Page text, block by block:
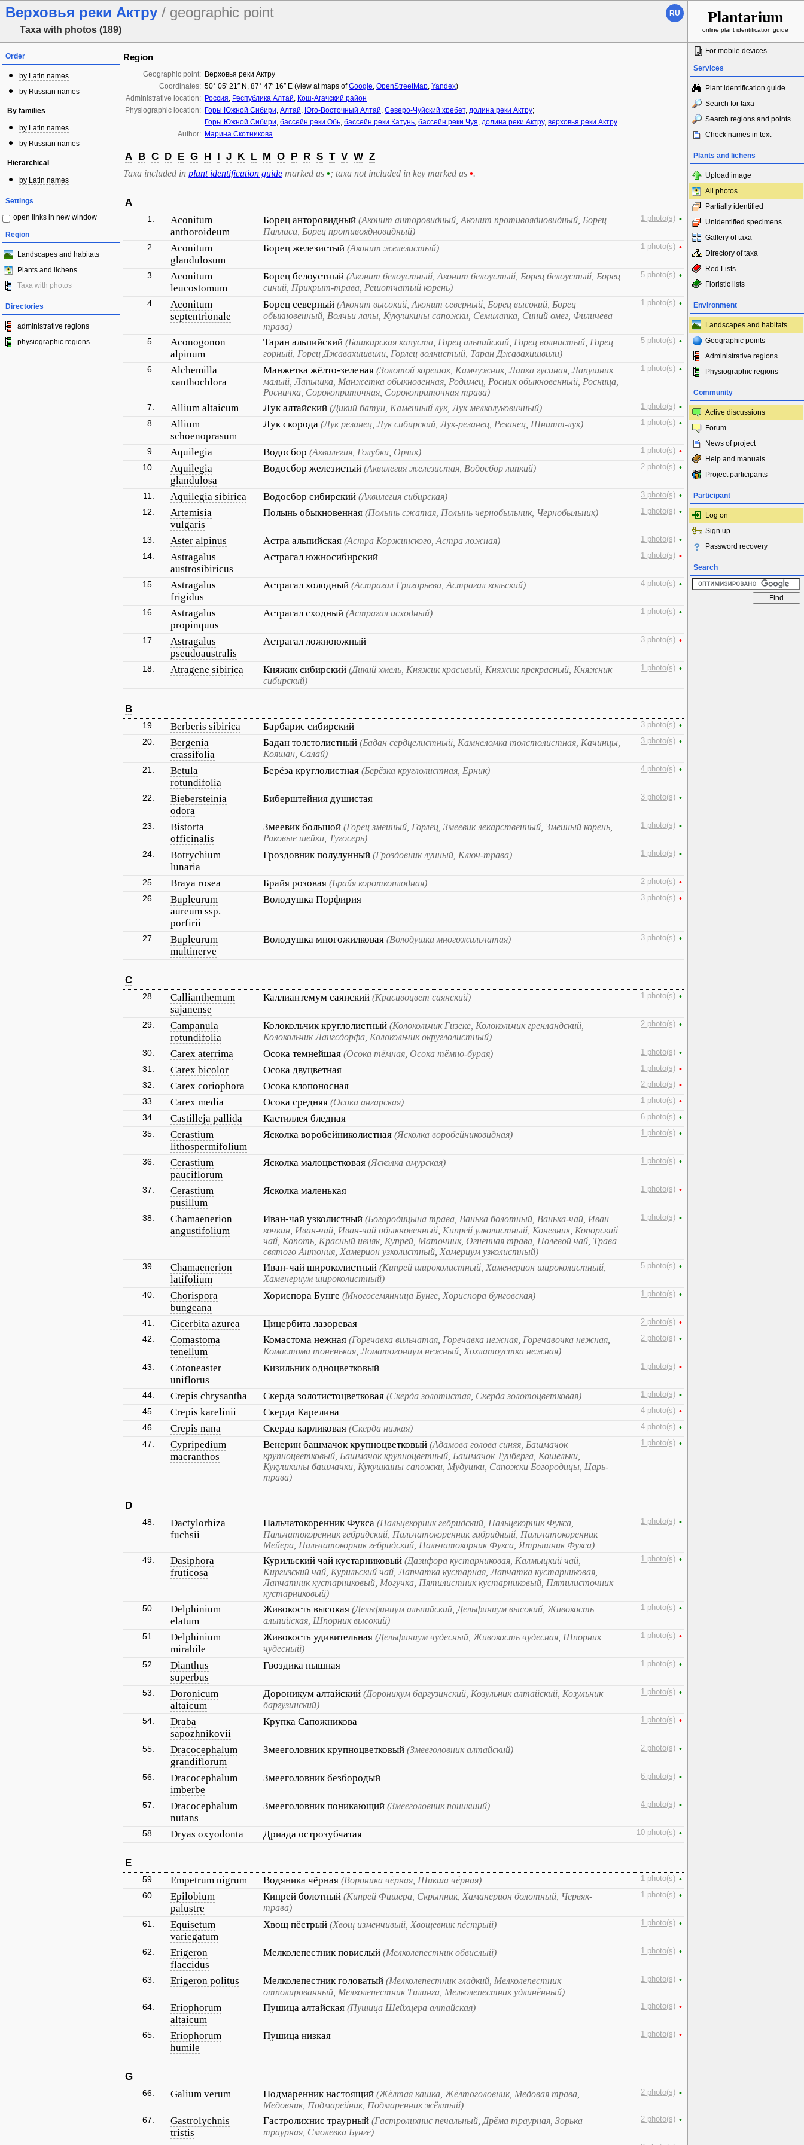
Верховья реки Актру / geographic point
Taxa with photos (189)
RU Plantarium
online plant identification guide
Order
by Latin names
by Russian names
By families
by Latin names
by Russian names
Hierarchical
by Latin names
Settings
open links in new window
Region
Landscapes and habitats
Plants and lichens
Taxa with photos
Directories
administrative regions
physiographic regions
Region
Geographic point: Верховья реки Актру
Coordinates: 50° 05′ 21″ N, 87° 47′ 16″ E (view at maps ofGoogle, OpenStreetMap, Yandex)
Administrative location: Россия, Республика Алтай, Кош-Агачский район
Physiographic location: Горы Южной Сибири, Алтай, Юго-Восточный Алтай, Северо-Чуйский хребет, долина реки Актру;
Горы Южной Сибири, бассейн реки Обь, бассейн реки Катунь, бассейн реки Чуя, долина реки Актру, верховья реки Актру
Author: Марина Скотникова
A B C D E G H I J K L M O P R S T V W Z
Taxa included in plant identification guide marked as •; taxa not included in key marked as •.
A
1.
Aconitum
anthoroideum
Борец анторовидный (Аконит анторовидный, Аконит противоядновидный, Борец
Палласа, Борец противоядновидный)
1 photo(s) •
2.
Aconitum
glandulosum
Борец железистый (Аконит железистый) 1 photo(s) •
3.
Aconitum
leucostomum
Борец белоустный (Аконит белоустный, Аконит белоустый, Борец белоустый, Борец
синий, Прикрыт-трава, Решотчатый корень)
5 photo(s) •
4.
Aconitum
septentrionale
Борец северный (Аконит высокий, Аконит северный, Борец высокий, Борец
обыкновенный, Волчьи лапы, Кукушкины сапожки, Семилапка, Синий омег, Филичева
трава)
1 photo(s) •
5.
Aconogonon
alpinum
Таран альпийский (Башкирская капуста, Горец альпийский, Горец волнистый, Горец
горный, Горец Джавахишвили, Горлец волнистый, Таран Джавахишвили)
5 photo(s) •
6.
Alchemilla
xanthochlora
Манжетка жёлто-зеленая (Золотой корешок, Камчужник, Лапка гусиная, Лапушник
малый, Лапышка, Манжетка обыкновенная, Родимец, Росник обыкновенный, Росница,
Росничка, Сорокоприточная, Сорокоприточная трава)
1 photo(s) •
7. Allium altaicum Лук алтайский (Дикий батун, Каменный лук, Лук мелколуковичный) 1 photo(s) •
8.
Allium
schoenoprasum
Лук скорода (Лук резанец, Лук сибирский, Лук-резанец, Резанец, Шнитт-лук) 1 photo(s) •
9. Aquilegia Водосбор (Аквилегия, Голубки, Орлик) 1 photo(s) •
10.
Aquilegia
glandulosa
Водосбор железистый (Аквилегия железистая, Водосбор липкий) 2 photo(s) •
11. Aquilegia sibirica Водосбор сибирский (Аквилегия сибирская) 3 photo(s) •
12.
Artemisia
vulgaris
Полынь обыкновенная (Полынь сжатая, Полынь чернобыльник, Чернобыльник) 1 photo(s) •
13. Aster alpinus Астра альпийская (Астра Коржинского, Астра ложная) 1 photo(s) •
14.
Astragalus
austrosibiricus
Астрагал южносибирский 1 photo(s) •
15.
Astragalus
frigidus
Астрагал холодный (Астрагал Григорьева, Астрагал кольский) 4 photo(s) •
16.
Astragalus
propinquus
Астрагал сходный (Астрагал исходный) 1 photo(s) •
17.
Astragalus
pseudoaustralis
Астрагал ложноюжный 3 photo(s) •
18. Atragene sibirica Княжик сибирский (Дикий хмель, Княжик красивый, Княжик прекрасный, Княжник
сибирский)
1 photo(s) •
B
19. Berberis sibirica Барбарис сибирский 3 photo(s) •
20.
Bergenia
crassifolia
Бадан толстолистный (Бадан сердцелистный, Камнеломка толстолистная, Качинцы,
Кояшан, Салай)
3 photo(s) •
21.
Betula
rotundifolia
Берёза круглолистная (Берёзка круглолистная, Ерник) 4 photo(s) •
22.
Biebersteinia
odora
Биберштейния душистая 3 photo(s) •
23.
Bistorta
officinalis
Змеевик большой (Горец змеиный, Горлец, Змеевик лекарственный, Змеиный корень,
Раковые шейки, Тугосерь)
1 photo(s) •
24.
Botrychium
lunaria
Гроздовник полулунный (Гроздовник лунный, Ключ-трава) 1 photo(s) •
25. Braya rosea Брайя розовая (Брайя короткоплодная) 2 photo(s) •
26.
Bupleurum
aureum ssp.
porfirii
Володушка Порфирия 3 photo(s) •
27.
Bupleurum
multinerve
Володушка многожилковая (Володушка многожильчатая) 3 photo(s) •
C
28.
Callianthemum
sajanense
Каллиантемум саянский (Красивоцвет саянский) 1 photo(s) •
29.
Campanula
rotundifolia
Колокольчик круглолистный (Колокольчик Гизеке, Колокольчик гренландский,
Колокольчик Лангсдорфа, Колокольчик округлолистный)
2 photo(s) •
30. Carex aterrima Осока темнейшая (Осока тёмная, Осока тёмно-бурая) 1 photo(s) •
31.
Carex bicolor Осока двуцветная 1 photo(s) •
32.
Carex coriophora Осока клопоносная 2 photo(s) •
33.
Carex media Осока средняя (Осока ангарская) 1 photo(s) •
34.
Castilleja pallida Кастиллея бледная 6 photo(s) •
35.
Cerastium
lithospermifolium
Ясколка воробейниколистная (Ясколка воробейниковидная) 1 photo(s) •
36.
Cerastium
pauciflorum
Ясколка малоцветковая (Ясколка амурская) 1 photo(s) •
37.
Cerastium
pusillum
Ясколка маленькая 1 photo(s) •
38.
Chamaenerion
angustifolium
Иван-чай узколистный (Богородицына трава, Ванька болотный, Ванька-чай, Иван
кочкин, Иван-чай, Иван-чай обыкновенный, Кипрей узколистный, Коневник, Копорский
чай, Копоть, Красный ивняк, Купрей, Маточник, Огненная трава, Полевой чай, Трава
святого Антония, Хамерион узколистный, Хамериум узколистный)
1 photo(s) •
39.
Chamaenerion
latifolium
Иван-чай широколистный (Кипрей широколистный, Хаменерион широколистный,
Хаменериум широколистный)
5 photo(s) •
40.
Chorispora
bungeana
Хориспора Бунге (Многосемянница Бунге, Хориспора бунговская) 1 photo(s) •
41. Cicerbita azurea Цицербита лазоревая 2 photo(s) •
42.
Comastoma
tenellum
Комастома нежная (Горечавка вильчатая, Горечавка нежная, Горечавочка нежная,
Комастома тоненькая, Ломатогониум нежный, Хохлатоустка нежная)
2 photo(s) •
43.
Cotoneaster
uniflorus
Кизильник одноцветковый 1 photo(s) •
44. Crepis chrysantha Скерда золотистоцветковая (Скерда золотистая, Скерда золотоцветковая) 1 photo(s) •
45.
Crepis karelinii Скерда Карелина 4 photo(s) •
46.
Crepis nana Скерда карликовая (Скерда низкая) 4 photo(s) •
47.
Cypripedium
macranthos
Венерин башмачок крупноцветковый (Адамова голова синяя, Башмачок
крупноцветковый, Башмачок крупноцветный, Башмачок Тунберга, Кошельки,
Кукушкины башмачки, Кукушкины сапожки, Мудушки, Сапожки Богородицы, Царь-
трава)
1 photo(s) •
D
48.
Dactylorhiza
fuchsii
Пальчатокоренник Фукса (Пальцекорник гебридский, Пальцекорник Фукса,
Пальчатокоренник гебридский, Пальчатокоренник гибридный, Пальчатокоренник
Мейера, Пальчатокорник гебридский, Пальчатокорник Фукса, Ятрышник Фукса)
1 photo(s) •
49.
Dasiphora
fruticosa
Курильский чай кустарниковый (Дазифора кустарниковая, Калмыцкий чай,
Киргизский чай, Курильский чай, Лапчатка кустарная, Лапчатка кустарниковая,
Лапчатник кустарниковый, Могучка, Пятилистник кустарниковый, Пятилисточник
кустарниковый)
1 photo(s) •
50.
Delphinium
elatum
Живокость высокая (Дельфиниум альпийский, Дельфиниум высокий, Живокость
альпийская, Шпорник высокий)
1 photo(s) •
51.
Delphinium
mirabile
Живокость удивительная (Дельфиниум чудесный, Живокость чудесная, Шпорник
чудесный)
1 photo(s) •
52.
Dianthus
superbus
Гвоздика пышная 1 photo(s) •
53.
Doronicum
altaicum
Дороникум алтайский (Дороникум баргузинский, Козульник алтайский, Козульник
баргузинский)
1 photo(s) •
54.
Draba
sapozhnikovii
Крупка Сапожникова 1 photo(s) •
55.
Dracocephalum
grandiflorum
Змееголовник крупноцветковый (Змееголовник алтайский) 2 photo(s) •
56.
Dracocephalum
imberbe
Змееголовник безбородый 6 photo(s) •
57.
Dracocephalum
nutans
Змееголовник поникающий (Змееголовник поникший) 4 photo(s) •
58. Dryas oxyodonta Дриада острозубчатая 10 photo(s) •
E
59. Empetrum nigrum Водяника чёрная (Вороника чёрная, Шикша чёрная) 1 photo(s) •
60.
Epilobium
palustre
Кипрей болотный (Кипрей Фишера, Скрыпник, Хаманерион болотный, Червяк-
трава)
1 photo(s) •
61.
Equisetum
variegatum
Хвощ пёстрый (Хвощ изменчивый, Хвощевник пёстрый) 1 photo(s) •
62.
Erigeron
flaccidus
Мелколепестник повислый (Мелколепестник обвислый) 1 photo(s) •
63. Erigeron politus Мелколепестник головатый (Мелколепестник гладкий, Мелколепестник
отполированный, Мелколепестник Тилинга, Мелколепестник удлинённый)
1 photo(s) •
64.
Eriophorum
altaicum
Пушица алтайская (Пушица Шейхцера алтайская) 1 photo(s) •
65.
Eriophorum
humile
Пушица низкая 1 photo(s) •
G
66. Galium verum Подмаренник настоящий (Жёлтая кашка, Жёлтоголовник, Медовая трава,
Медовник, Подмарейник, Подмаренник жёлтый)
2 photo(s) •
67.
Gastrolychnis
tristis
Гастролихнис траурный (Гастролихнис печальный, Дрёма траурная, Зорька
траурная, Смолёвка Бунге)
2 photo(s) •
For mobile devices
Services
Plant identification guide
Search for taxa
Search regions and points
Check names in text
Plants and lichens
Upload image
All photos
Partially identified
Unidentified specimens
Gallery of taxa
Directory of taxa
Red Lists
Floristic lists
Environment
Landscapes and habitats
Geographic points
Administrative regions
Physiographic regions
Community
Active discussions
Forum
News of project
Help and manuals
Project participants
Participant
Log on
Sign up
Password recovery
Search